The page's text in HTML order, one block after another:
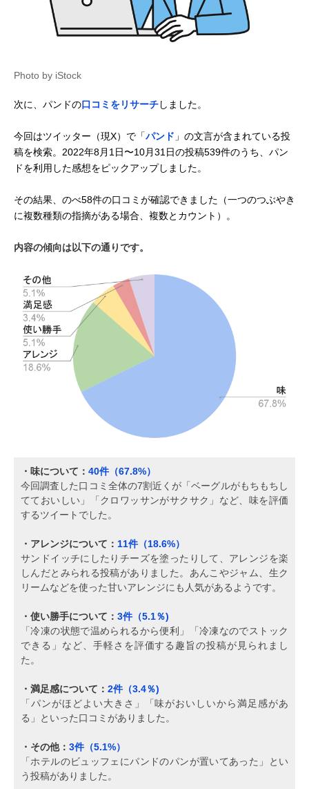
Photo by iStock
次に、パンドの口コミをリサーチしました。
今回はツイッター（現X）で「パンド 」の文言が含まれている投
稿を検索。2022年8月1日〜10月31日の投稿539件のうち、パン
ドを利用した感想をピックアップしました。
その結果、のべ58件の口コミが確認できました（一つのつぶやき
に複数種類の指摘がある場合、複数とカウント）。
内容の傾向は以下の通りです。
・味について： 40件（67.8%）
今回調査した口コミ全体の7割近くが「ベーグルがもちもちし
てておいしい」「クロワッサンがサクサク」など、味を評価
するツイートでした。
・アレンジについて： 11件（18.6%）
サンドイッチにしたりチーズを塗ったりして、アレンジを楽
しんだとみられる投稿がありました。あんこやジャム、生ク
リームなどを使った甘いアレンジにも人気があるようです。
・使い勝手について： 3件（5.1％)
「冷凍の状態で温められるから便利」「冷凍なのでストック
できる」など、手軽さを評価する趣旨の投稿が見られまし
た。
・満足感について： 2件（3.4％)
「パンがほどよい大きさ」「味がおいしいから満足感があ
る」といった口コミがありました。
・その他： 3件（5.1%）
「ホテルのビュッフェにパンドのパンが置いてあった」とい
う投稿がありました。